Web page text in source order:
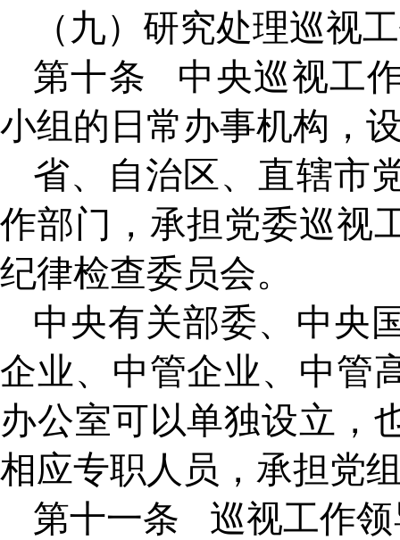
（九）研究处理巡视
第十条
中央巡视工
小组的日常办事机构，
省、自治区、直辖市
作部门，承担党委巡视
纪律检查委员会。
中央有关部委、中央
企业、中管企业、中管
办公室可以单独设立，
相应专职人员，承担党
第十一条
巡视工作